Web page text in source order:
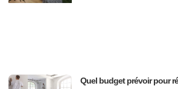
Quel budget prévoir pour